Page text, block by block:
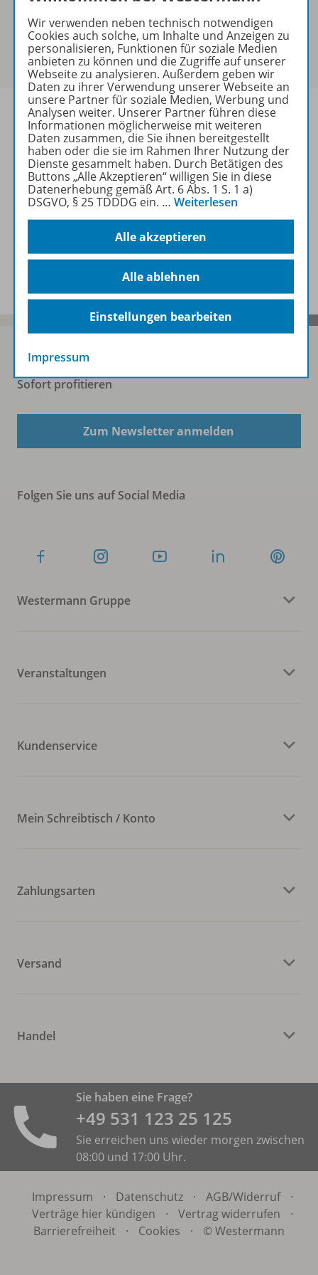
Sie haben ein passendesSpar-Paket?
Um den für Sie gültigen Preis zu sehen,melden Sie
sich bitte an.
Informationen
Weitere Inhalte der Ausgabe
Spar-Pakete
Sofort profitieren
Zum Newsletter anmelden
Folgen Sie uns auf Social Media
Westermann Gruppe
Veranstaltungen
Kundenservice
Mein Schreibtisch / Konto
Zahlungsarten
Versand
Handel
Sie haben eine Frage?
+49 531 ­123 25 125
Sie erreichen uns wieder morgen zwischen
08:00 und 17:00 Uhr.
Impressum · Datenschutz · AGB/Widerruf
·
Verträge hier kündigen
· Vertrag widerrufen
·
Barrierefreiheit
· Cookies · © Westermann
Wir verwenden neben technisch notwendigen
Cookies auch solche, um Inhalte und Anzeigen zu
personalisieren, Funktionen für soziale Medien
anbieten zu können und die Zugriffe auf unserer
Webseite zu analysieren. Außerdem geben wir
Daten zu ihrer Verwendung unserer Webseite an
unsere Partner für soziale Medien, Werbung und
Analysen weiter. Unserer Partner führen diese
Informationen möglicherweise mit weiteren
Daten zusammen, die Sie ihnen bereitgestellt
haben oder die sie im Rahmen Ihrer Nutzung der
Dienste gesammelt haben. Durch Betätigen des
Buttons „Alle Akzeptieren“ willigen Sie in diese
Datenerhebung gemäß Art. 6 Abs. 1 S. 1 a)
DSGVO, § 25 TDDDG ein. … Weiterlesen
Alle akzeptieren
Alle ablehnen
Einstellungen bearbeiten
Impressum